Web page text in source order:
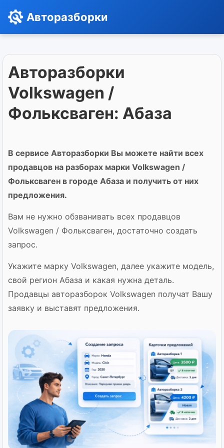
Авторазборки
Авторазборки
Volkswagen /
Фольксваген: Абаза
В сервисе Авторазборки Вы можете найти всех
продавцов на разборах марки Volkswagen /
Фольксваген в городе Абаза и получить от них
предложения.
Вам не нужно обзванивать всех продавцов
Volkswagen / Фольксваген, достаточно создать
запрос.
Укажите марку Volkswagen, далее укажите модель,
свой регион Абаза и какая нужна деталь.
Продавцы авторазборок Volkswagen получат Вашу
заявку и выставят предложения.